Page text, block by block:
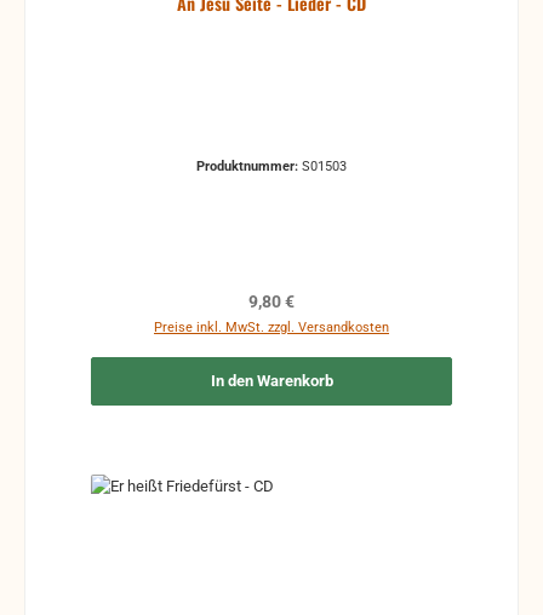
Produktnummer: S01503
Regulärer Preis:
9,80 €
Preise inkl. MwSt. zzgl. Versandkosten
In den Warenkorb